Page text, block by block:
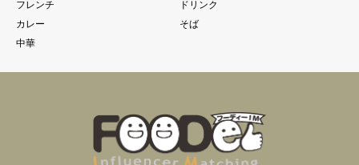
フレンチ
ドリンク
カレー
そば
中華